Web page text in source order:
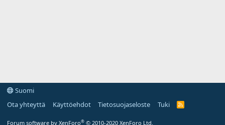
Suomi
Ota yhteyttä
Käyttöehdot Tietosuojaseloste Tuki
R
Forum software by XenForo® © 2010-2020 XenForo Ltd.